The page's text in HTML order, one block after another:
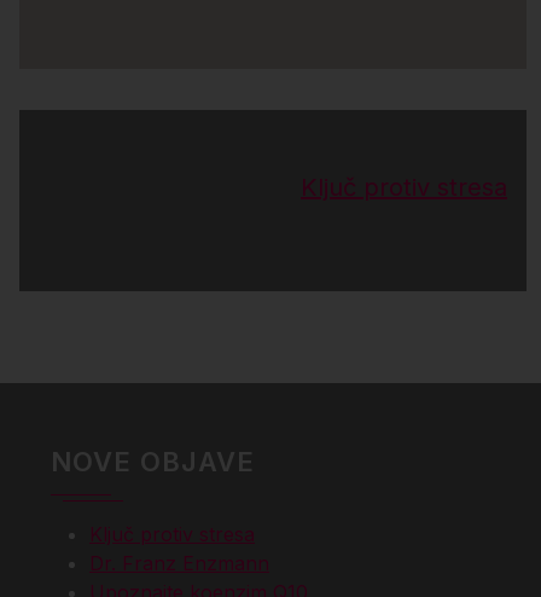
Ključ protiv stresa
NOVE OBJAVE
Ključ protiv stresa
Dr. Franz Enzmann
Upoznajte koenzim Q10